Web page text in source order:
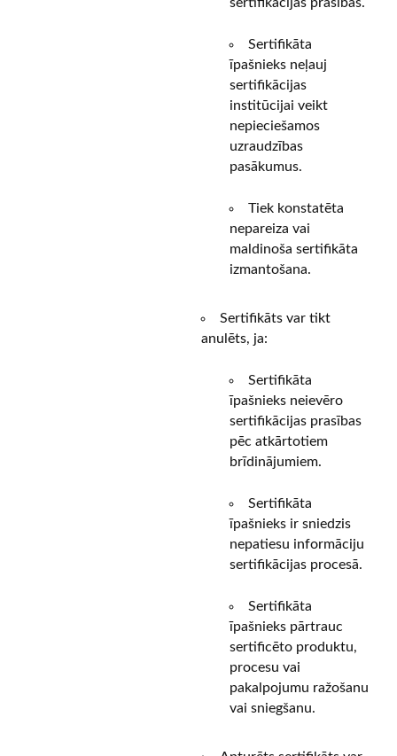
sertifikācijas prasības.
Sertifikāta
īpašnieks neļauj
sertifikācijas
institūcijai veikt
nepieciešamos
uzraudzības
pasākumus.
Tiek konstatēta
nepareiza vai
maldinoša sertifikāta
izmantošana.
Sertifikāts var tikt
anulēts, ja:
Sertifikāta
īpašnieks neievēro
sertifikācijas prasības
pēc atkārtotiem
brīdinājumiem.
Sertifikāta
īpašnieks ir sniedzis
nepatiesu informāciju
sertifikācijas procesā.
Sertifikāta
īpašnieks pārtrauc
sertificēto produktu,
procesu vai
pakalpojumu ražošanu
vai sniegšanu.